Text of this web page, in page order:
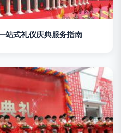
站式礼仪庆典服务指南